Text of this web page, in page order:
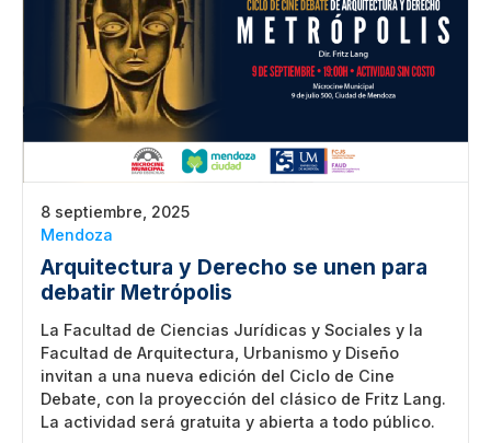
8 septiembre, 2025
Mendoza
Arquitectura y Derecho se unen para
debatir Metrópolis
La Facultad de Ciencias Jurídicas y Sociales y la
Facultad de Arquitectura, Urbanismo y Diseño
invitan a una nueva edición del Ciclo de Cine
Debate, con la proyección del clásico de Fritz Lang.
La actividad será gratuita y abierta a todo público.